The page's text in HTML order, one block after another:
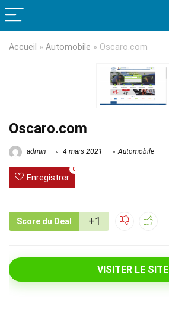
Accueil » Automobile » Oscaro.com
Oscaro.com
admin 4 mars 2021 Automobile
Enregistrer
0
Score du Deal +1
VISITER LE SITE